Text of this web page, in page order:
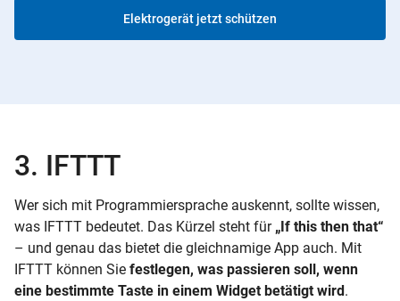
Elektrogerät jetzt schützen
3. IFTTT
Wer sich mit Programmiersprache auskennt, sollte wissen,
was IFTTT bedeutet. Das Kürzel steht für „If this then that“
– und genau das bietet die gleichnamige App auch. Mit
IFTTT können Sie festlegen, was passieren soll, wenn
eine bestimmte Taste in einem Widget betätigt wird .